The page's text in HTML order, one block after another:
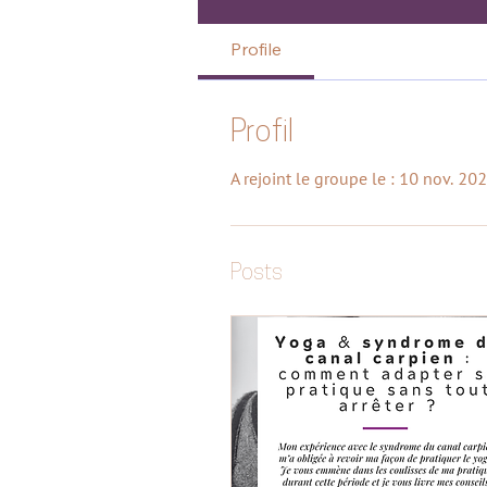
Profile
Profil
A rejoint le groupe le : 10 nov.
Posts